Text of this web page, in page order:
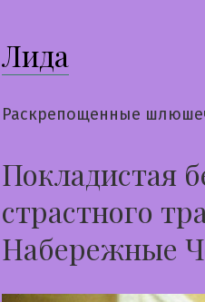
Лида
Раскрепощенные
Покладистая
страстного
Набережные